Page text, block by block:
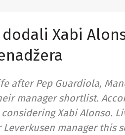
Xabi
after Pep Guardiola,
manager shortlist.
Xabi Alonso.
manager this